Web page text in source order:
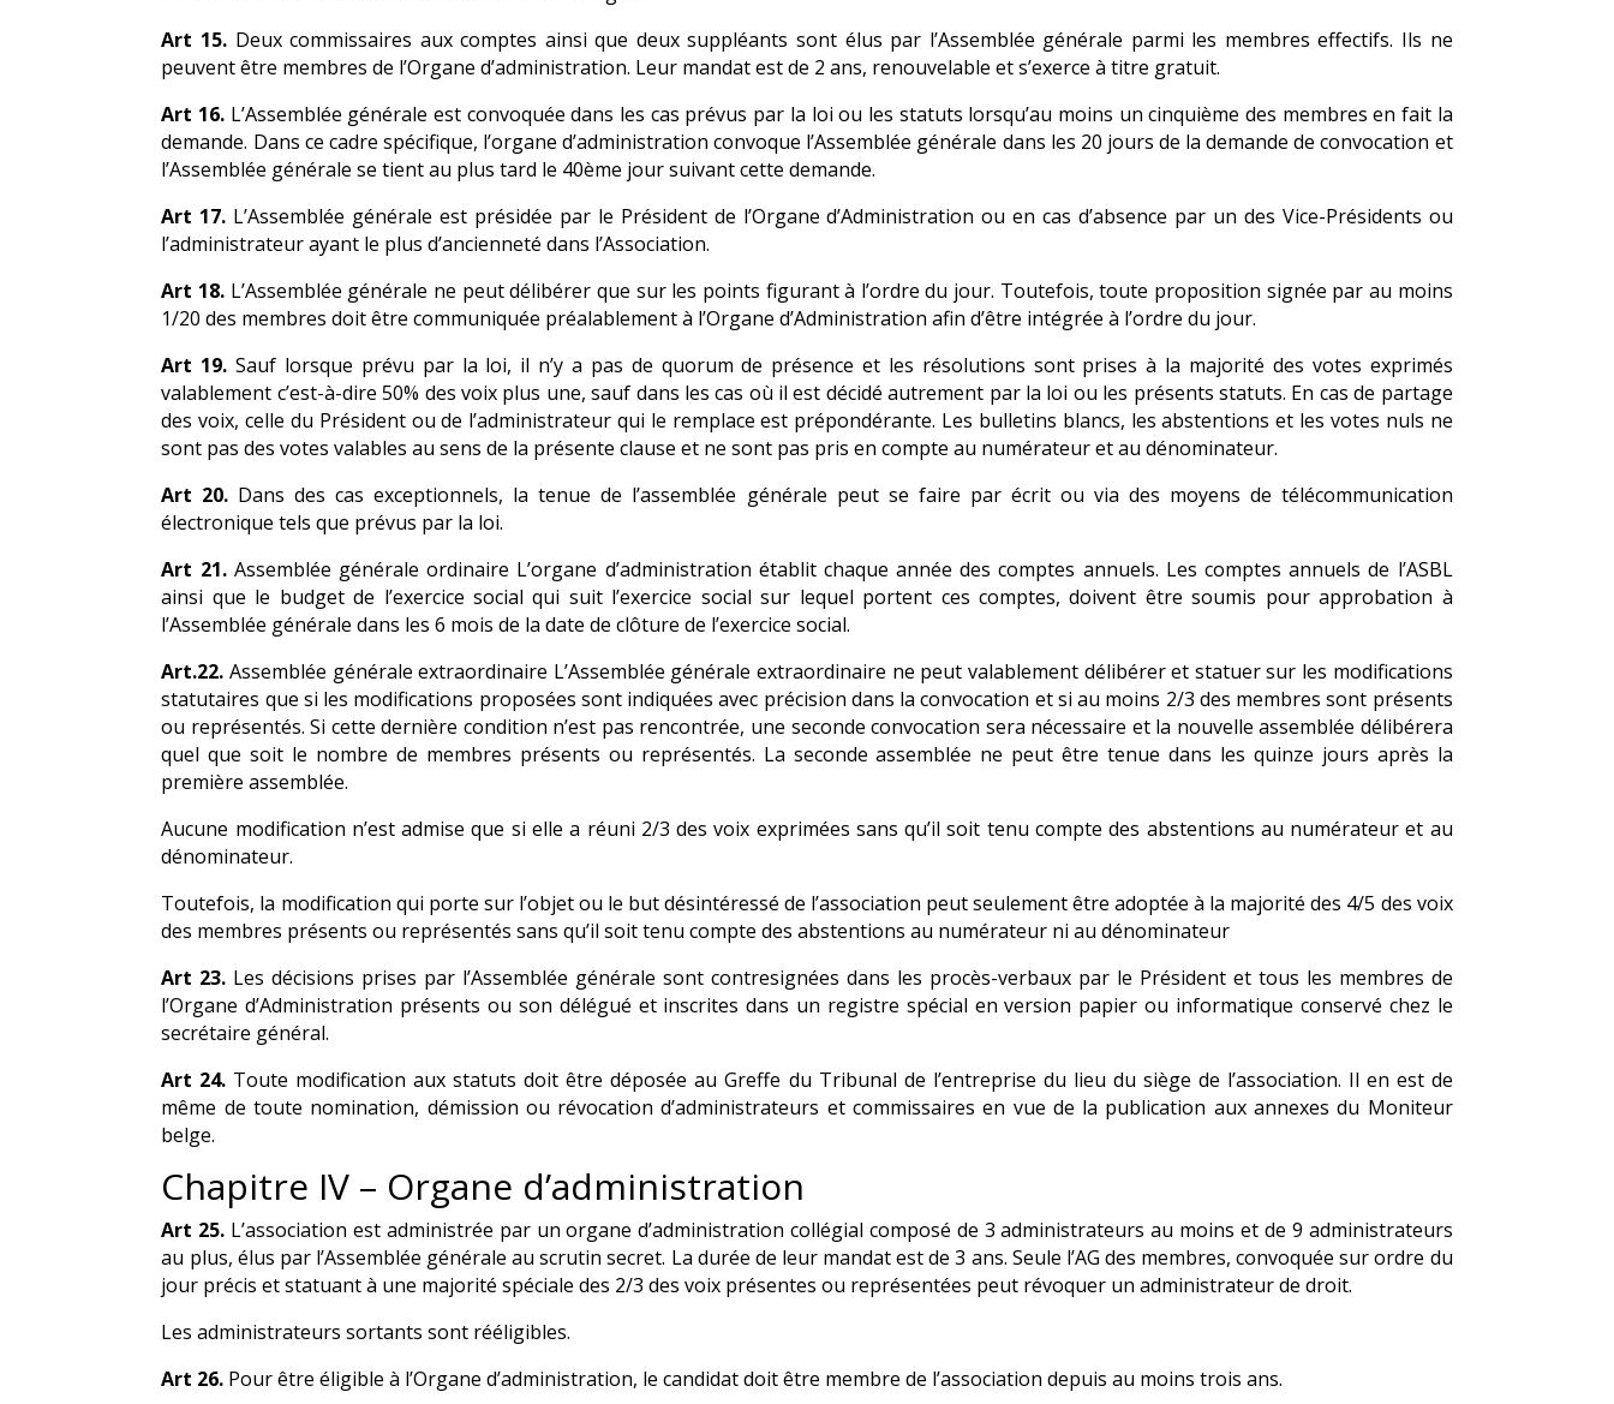
Art 15.Deux commissaires aux comptes ainsi que deux suppléants sont élus par l’Assemblée générale parmi les membres effectifs. Ils ne
peuvent être membres de l’Organe d’administration. Leur mandat est de 2 ans, renouvelable et s’exerce à titre gratuit.
Art 16. L’Assemblée générale est convoquée dans les cas prévus par la loi ou les statuts lorsqu’au moins un cinquième des membres en fait la
demande. Dans ce cadre spécifique, l’organe d’administration convoque l’Assemblée générale dans les 20 jours de la demande de convocation et
l’Assemblée générale se tient au plus tard le 40ème jour suivant cette demande.
Art 17. L’Assemblée générale est présidée par le Président de l’Organe d’Administration ou en cas d’absence par un des Vice-Présidents ou
l’administrateur ayant le plus d’ancienneté dans l’Association.
Art 18. L’Assemblée générale ne peut délibérer que sur les points figurant à l’ordre du jour. Toutefois, toute proposition signée par au moins
1/20 des membres doit être communiquée préalablement à l’Organe d’Administration afin d’être intégrée à l’ordre du jour.
Art 19. Sauf lorsque prévu par la loi, il n’y a pas de quorum de présence et les résolutions sont prises à la majorité des votes exprimés
valablement c’est-à-dire 50% des voix plus une, sauf dans les cas où il est décidé autrement par la loi ou les présents statuts. En cas de partage
des voix, celle du Président ou de l’administrateur qui le remplace est prépondérante. Les bulletins blancs, les abstentions et les votes nuls ne
sont pas des votes valables au sens de la présente clause et ne sont pas pris en compte au numérateur et au dénominateur.
Art 20. Dans des cas exceptionnels, la tenue de l’assemblée générale peut se faire par écrit ou via des moyens de télécommunication
électronique tels que prévus par la loi.
Art 21.Assemblée générale ordinaire L’organe d’administration établit chaque année des comptes annuels. Les comptes annuels de l’ASBL
ainsi que le budget de l’exercice social qui suit l’exercice social sur lequel portent ces comptes, doivent être soumis pour approbation à
l’Assemblée générale dans les 6 mois de la date de clôture de l’exercice social.
Art.22. Assemblée générale extraordinaire L’Assemblée générale extraordinaire ne peut valablement délibérer et statuer sur les modifications
statutaires que si les modifications proposées sont indiquées avec précision dans la convocation et si au moins 2/3 des membres sont présents
ou représentés. Si cette dernière condition n’est pas rencontrée, une seconde convocation sera nécessaire et la nouvelle assemblée délibérera
quel que soit le nombre de membres présents ou représentés. La seconde assemblée ne peut être tenue dans les quinze jours après la
première assemblée.
Aucune modification n’est admise que si elle a réuni 2/3 des voix exprimées sans qu’il soit tenu compte des abstentions au numérateur et au
dénominateur.
Toutefois, la modification qui porte sur l’objet ou le but désintéressé de l’association peut seulement être adoptée à la majorité des 4/5 des voix
des membres présents ou représentés sans qu’il soit tenu compte des abstentions au numérateur ni au dénominateur
Art 23. Les décisions prises par l’Assemblée générale sont contresignées dans les procès-verbaux par le Président et tous les membres de
l’Organe d’Administration présents ou son délégué et inscrites dans un registre spécial en version papier ou informatique conservé chez le
secrétaire général.
Art 24. Toute modification aux statuts doit être déposée au Greffe du Tribunal de l’entreprise du lieu du siège de l’association. Il en est de
même de toute nomination, démission ou révocation d’administrateurs et commissaires en vue de la publication aux annexes du Moniteur
belge.
Chapitre IV – Organe d’administration
Art 25. L’association est administrée par un organe d’administration collégial composé de 3 administrateurs au moins et de 9 administrateurs
au plus, élus par l’Assemblée générale au scrutin secret. La durée de leur mandat est de 3 ans. Seule l’AG des membres, convoquée sur ordre du
jour précis et statuant à une majorité spéciale des 2/3 des voix présentes ou représentées peut révoquer un administrateur de droit.
Les administrateurs sortants sont rééligibles.
Art 26. Pour être éligible à l’Organe d’administration, le candidat doit être membre de l’association depuis au moins trois ans.